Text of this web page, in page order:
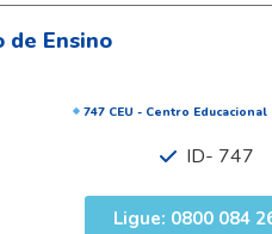
de Ensino
747 CEU - Centro Educacional
ID- 747
Ligue: 0800 084